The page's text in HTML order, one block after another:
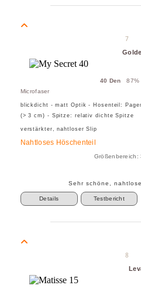
7
40 Den 87%
Microfaser
blickdicht - matt Optik - Hosenteil:
(> 3 cm) - Spitze: relativ dichte Spitze
verstärkter, nahtloser Slip
Nahtloses Höschenteil
Sehr schöne,
Details Testbericht
8